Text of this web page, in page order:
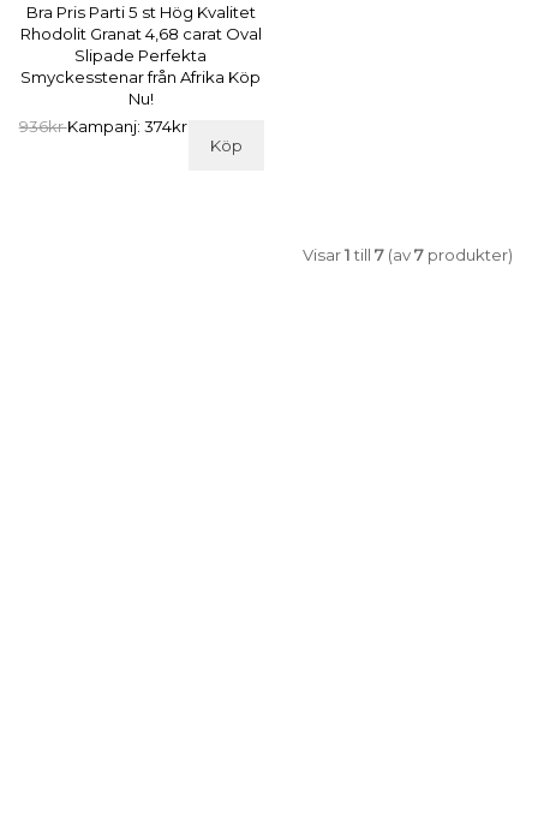
Bra Pris Parti 5 st Hög Kvalitet
Rhodolit Granat 4,68 carat Oval
Slipade Perfekta
Smyckesstenar från Afrika Köp
Nu!
936krKampanj: 374kr
Köp
Visar1till7 (av7 produkter)